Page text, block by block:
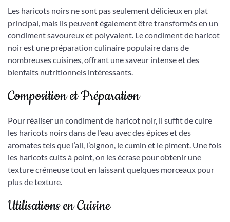
Les haricots noirs ne sont pas seulement délicieux en plat
principal, mais ils peuvent également être transformés en un
condiment savoureux et polyvalent. Le condiment de haricot
noir est une préparation culinaire populaire dans de
nombreuses cuisines, offrant une saveur intense et des
bienfaits nutritionnels intéressants.
Composition et Préparation
Pour réaliser un condiment de haricot noir, il suffit de cuire
les haricots noirs dans de l’eau avec des épices et des
aromates tels que l’ail, l’oignon, le cumin et le piment. Une fois
les haricots cuits à point, on les écrase pour obtenir une
texture crémeuse tout en laissant quelques morceaux pour
plus de texture.
Utilisations en Cuisine